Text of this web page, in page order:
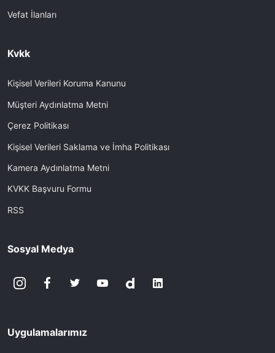
Vefat İlanları
Kvkk
Kişisel Verileri Koruma Kanunu
Müşteri Aydınlatma Metni
Çerez Politikası
Kişisel Verileri Saklama ve İmha Politikası
Kamera Aydınlatma Metni
KVKK Başvuru Formu
RSS
Sosyal Medya
Uygulamalarımız